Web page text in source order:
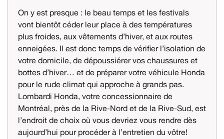
On y est presque : le beau temps et les festivals
vont bientôt céder leur place à des températures
plus froides, aux vêtements d’hiver, et aux routes
enneigées. Il est donc temps de vérifier l’isolation de
votre domicile, de dépoussiérer vos chaussures et
bottes d’hiver… et de préparer votre véhicule Honda
pour le rude climat qui approche à grands pas.
Lombardi Honda, votre concessionnaire de
Montréal, près de la Rive-Nord et de la Rive-Sud, est
l’endroit de choix où vous devriez vous rendre dès
aujourd’hui pour procéder à l’entretien du vôtre!